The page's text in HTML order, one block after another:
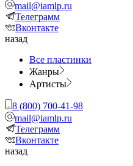
mail@iamlp.ru
Телеграмм
Вконтакте
назад
Все пластинки
Жанры
Артисты
8 (800) 700-41-98
mail@iamlp.ru
Телеграмм
Вконтакте
назад